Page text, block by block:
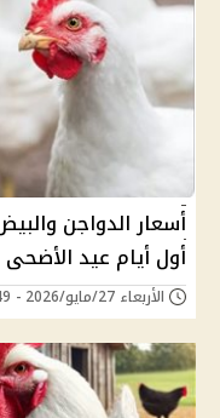
أسعار الدواجن
أول أيام عيد الأضحى
الأربعاء 27/مايو/2026 - 09:49 ص